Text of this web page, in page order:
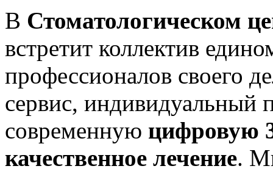
В Стоматологическом
встретит коллектив
профессионалов своего
сервис, индивидуальный
современную цифровую
качественное лечение.